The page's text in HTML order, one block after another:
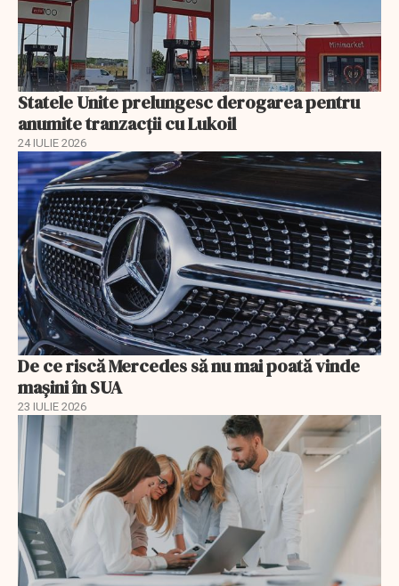
Statele Unite prelungesc derogarea pentru
anumite tranzacții cu Lukoil
24 IULIE 2026
De ce riscă Mercedes să nu mai poată vinde
mașini în SUA
23 IULIE 2026